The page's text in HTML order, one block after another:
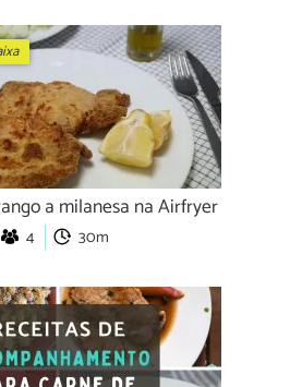
a milanesa na Airfryer
4 30m